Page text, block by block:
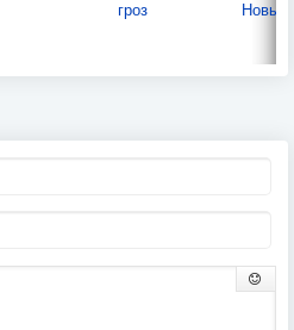
гроз
Новый